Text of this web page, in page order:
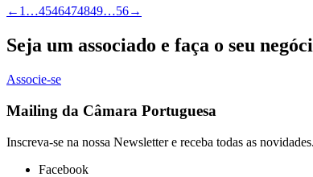
← 1 …4546474849…56→
Seja um associado e faça o seu
Associe-se
Mailing da Câmara Portuguesa
Inscreva-se na nossa Newsletter e receba todas as
Facebook